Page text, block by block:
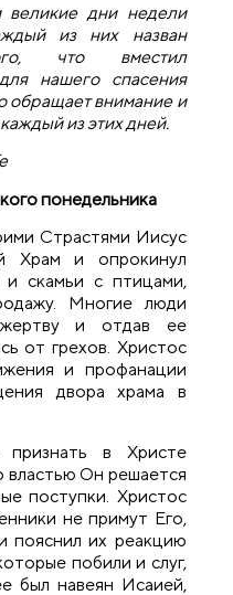
дни недели
из них назван
что вместил
нашего спасения
обращает внимание и
из этих дней.
понедельника
Страстями Иисус
Храм и опрокинул
скамьи с птицами,
Многие люди
и отдав ее
от грехов. Христос
и профанации
двора храма в
в Христе
властью Он решается
поступки. Христос
не примут Его,
пояснил их реакцию
побили и слуг,
был навеян Исаией,